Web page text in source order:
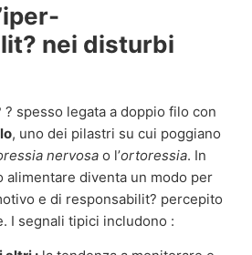
nei disturbi
? spesso legata a doppio filo con
, uno dei pilastri su cui poggiano
nervosa o l’ortoressia. In
alimentare diventa un modo per
e di responsabilit? percepito
I segnali tipici includono :